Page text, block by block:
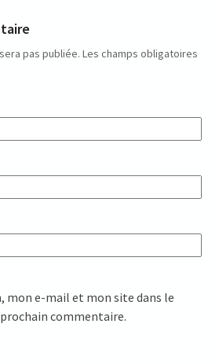
pas publiée. Les champs obligatoires
mon e-mail et mon site dans le
commentaire.